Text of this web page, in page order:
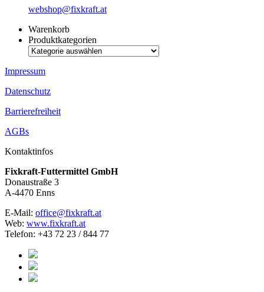
webshop@fixkraft.at
Warenkorb
Produktkategorien
Impressum
Datenschutz
Barrierefreiheit
AGBs
Kontaktinfos
Fixkraft-Futtermittel GmbH
Donaustraße 3
A-4470 Enns
E-Mail: office@fixkraft.at
Web: www.fixkraft.at
Telefon: +43 72 23 / 844 77